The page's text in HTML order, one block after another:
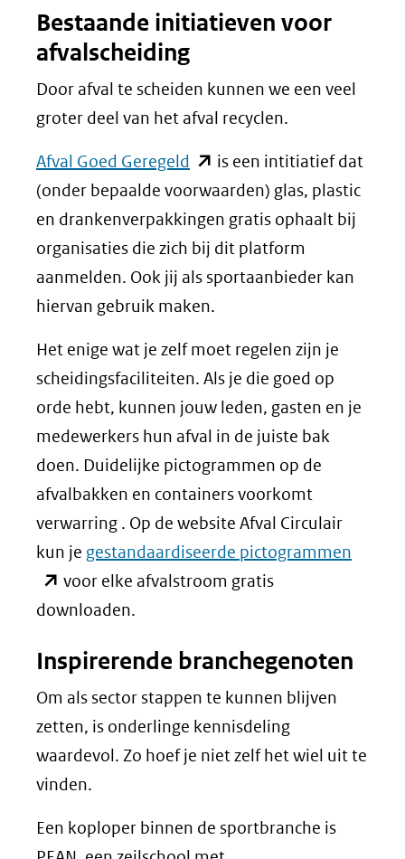
(verwijst
naar
een
andere
Bestaande initiatieven voor
afvalscheiding
Door afval te scheiden kunnen we een veel
groter deel van het afval recyclen.
Afval Goed Geregeld (opent
in
nieuw
venster)
(verwijst
naar
website)
is een intitiatief dat
(onder bepaalde voorwaarden) glas, plastic
en drankenverpakkingen gratis ophaalt bij
organisaties die zich bij dit platform
aanmelden. Ook jij als sportaanbieder kan
hiervan gebruik maken.
Het enige wat je zelf moet regelen zijn je
scheidingsfaciliteiten. Als je die goed op
orde hebt, kunnen jouw leden, gasten en je
medewerkers hun afval in de juiste bak
doen. Duidelijke pictogrammen op de
afvalbakken en containers voorkomt
verwarring . Op de website Afval Circulair
kun je gestandaardiseerde pictogrammen
andere
voor elke afvalstroom gratis
downloaden.
Inspirerende branchegenoten
Om als sector stappen te kunnen blijven
zetten, is onderlinge kennisdeling
waardevol. Zo hoef je niet zelf het wiel uit te
vinden.
Een koploper binnen de sportbranche is